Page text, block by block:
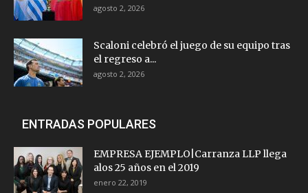
agosto 2, 2026
Scaloni celebró el juego de su equipo tras
el regreso a...
agosto 2, 2026
ENTRADAS POPULARES
EMPRESA EJEMPLO|Carranza LLP llega
alos 25 años en el 2019
enero 22, 2019